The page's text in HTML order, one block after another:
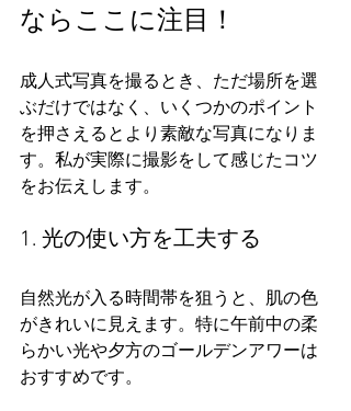
ならここに注目！
成人式写真を撮るとき、ただ場所を選
ぶだけではなく、いくつかのポイント
を押さえるとより素敵な写真になりま
す。私が実際に撮影をして感じたコツ
をお伝えします。
1. 光の使い方を工夫する
自然光が入る時間帯を狙うと、肌の色
がきれいに見えます。特に午前中の柔
らかい光や夕方のゴールデンアワーは
おすすめです。